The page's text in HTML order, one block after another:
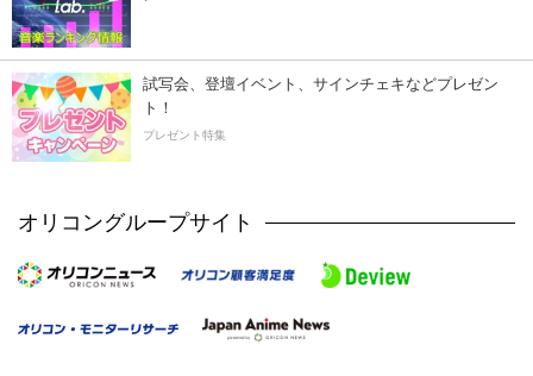
試写会、登壇イベント、サインチェキなどプレゼン
ト！
プレゼント特集
オリコングループサイト